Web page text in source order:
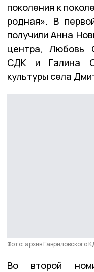
поколения к
родная». В
получили Анна
центра, Любовь
СДК и Галина
культуры села
Фото: архив Гавриловского
Во второй